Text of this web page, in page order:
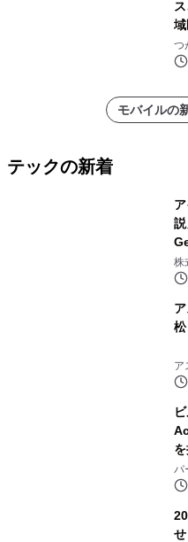
つ
ド
モバイルの
テックの新着
か
株
ア
パ
せ